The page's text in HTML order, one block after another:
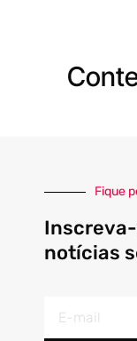
Fique
notícias
mail